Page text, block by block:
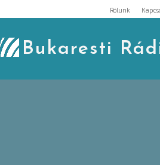
to
content
Rólunk
Bukaresti